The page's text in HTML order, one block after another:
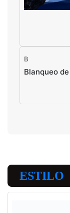
B
Blanqueo
ESTILO